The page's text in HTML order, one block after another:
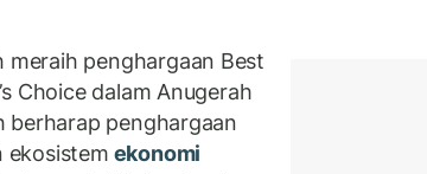
meraih penghargaan Best
Choicedalam Anugerah
berharap penghargaan
ekosistem ekonomi